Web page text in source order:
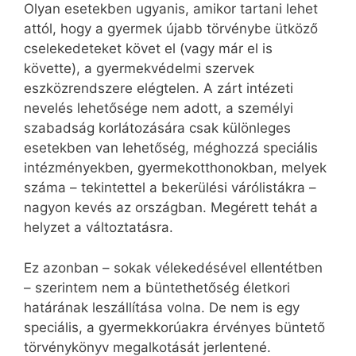
Olyan esetekben ugyanis, amikor tartani lehet
attól, hogy a gyermek újabb törvénybe ütköző
cselekedeteket követ el (vagy már el is
követte), a gyermekvédelmi szervek
eszközrendszere elégtelen. A zárt intézeti
nevelés lehetősége nem adott, a személyi
szabadság korlátozására csak különleges
esetekben van lehetőség, méghozzá speciális
intézményekben, gyermekotthonokban, melyek
száma – tekintettel a bekerülési várólistákra –
nagyon kevés az országban. Megérett tehát a
helyzet a változtatásra.
Ez azonban – sokak vélekedésével ellentétben
– szerintem nem a büntethetőség életkori
határának leszállítása volna. De nem is egy
speciális, a gyermekkorúakra érvényes büntető
törvénykönyv megalkotását jerlentené.